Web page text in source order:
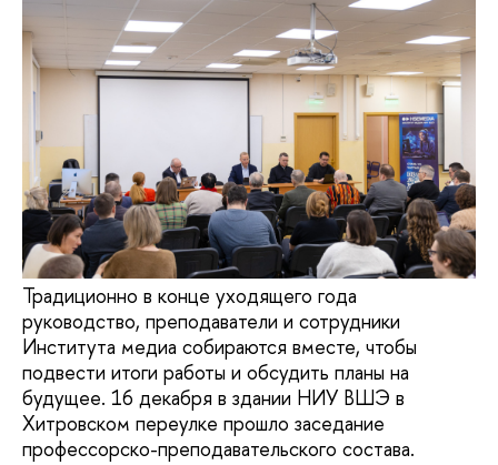
Традиционно в конце уходящего года
руководство, преподаватели и сотрудники
Института медиа собираются вместе, чтобы
подвести итоги работы и обсудить планы на
будущее. 16 декабря в здании НИУ ВШЭ в
Хитровском переулке прошло заседание
профессорско-преподавательского состава.